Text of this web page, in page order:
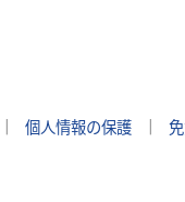
個人情報の保護